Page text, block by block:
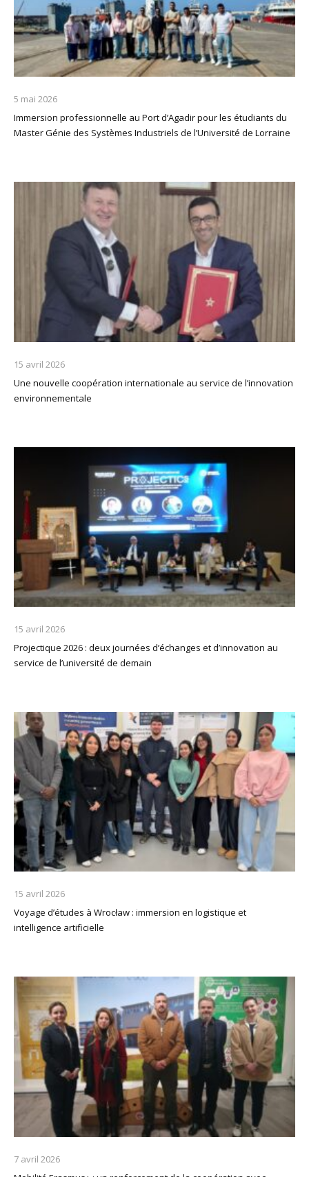
5 mai 2026
Immersion professionnelle au Port d’Agadir pour les étudiants du
Master Génie des Systèmes Industriels de l’Université de Lorraine
15 avril 2026
Une nouvelle coopération internationale au service de l’innovation
environnementale
15 avril 2026
Projectique 2026 : deux journées d’échanges et d’innovation au
service de l’université de demain
15 avril 2026
Voyage d’études à Wrocław : immersion en logistique et
intelligence artificielle
7 avril 2026